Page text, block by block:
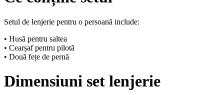
Setul de lenjerie pentru o persoană include:
• Husă pentru saltea
• Cearșaf pentru pilotă
• Două fețe de pernă
Dimensiuni set lenjerie